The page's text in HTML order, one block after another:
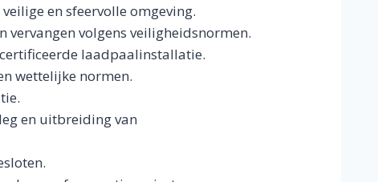
en sfeervolle omgeving.
volgens veiligheidsnormen.
laadpaalinstallatie.
wettelijke normen.
en uitbreiding van